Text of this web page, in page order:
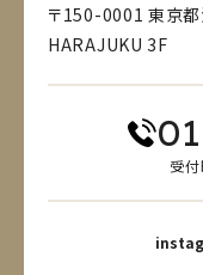
〒150-0001 東京
HARAJUKU 3F
受